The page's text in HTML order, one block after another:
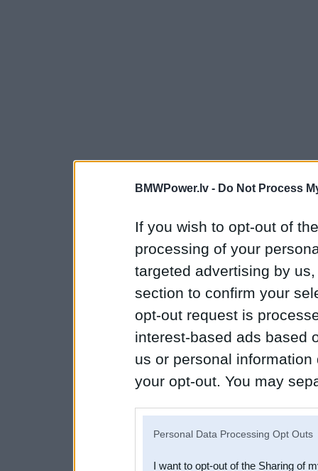
BMWPower.lv - Do Not Process
If you wish to opt-out of
processing of your
targeted advertising by
section to confirm your
opt-out request is
interest-based ads based
us or personal
your opt-out. You may
Personal Data Processing Opt Outs
I want to opt-out of the Sharing of